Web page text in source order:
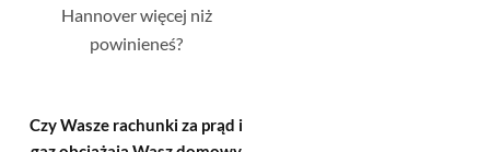
Hannover więcej niż
powinieneś?
Czy Wasze rachunki za prąd i